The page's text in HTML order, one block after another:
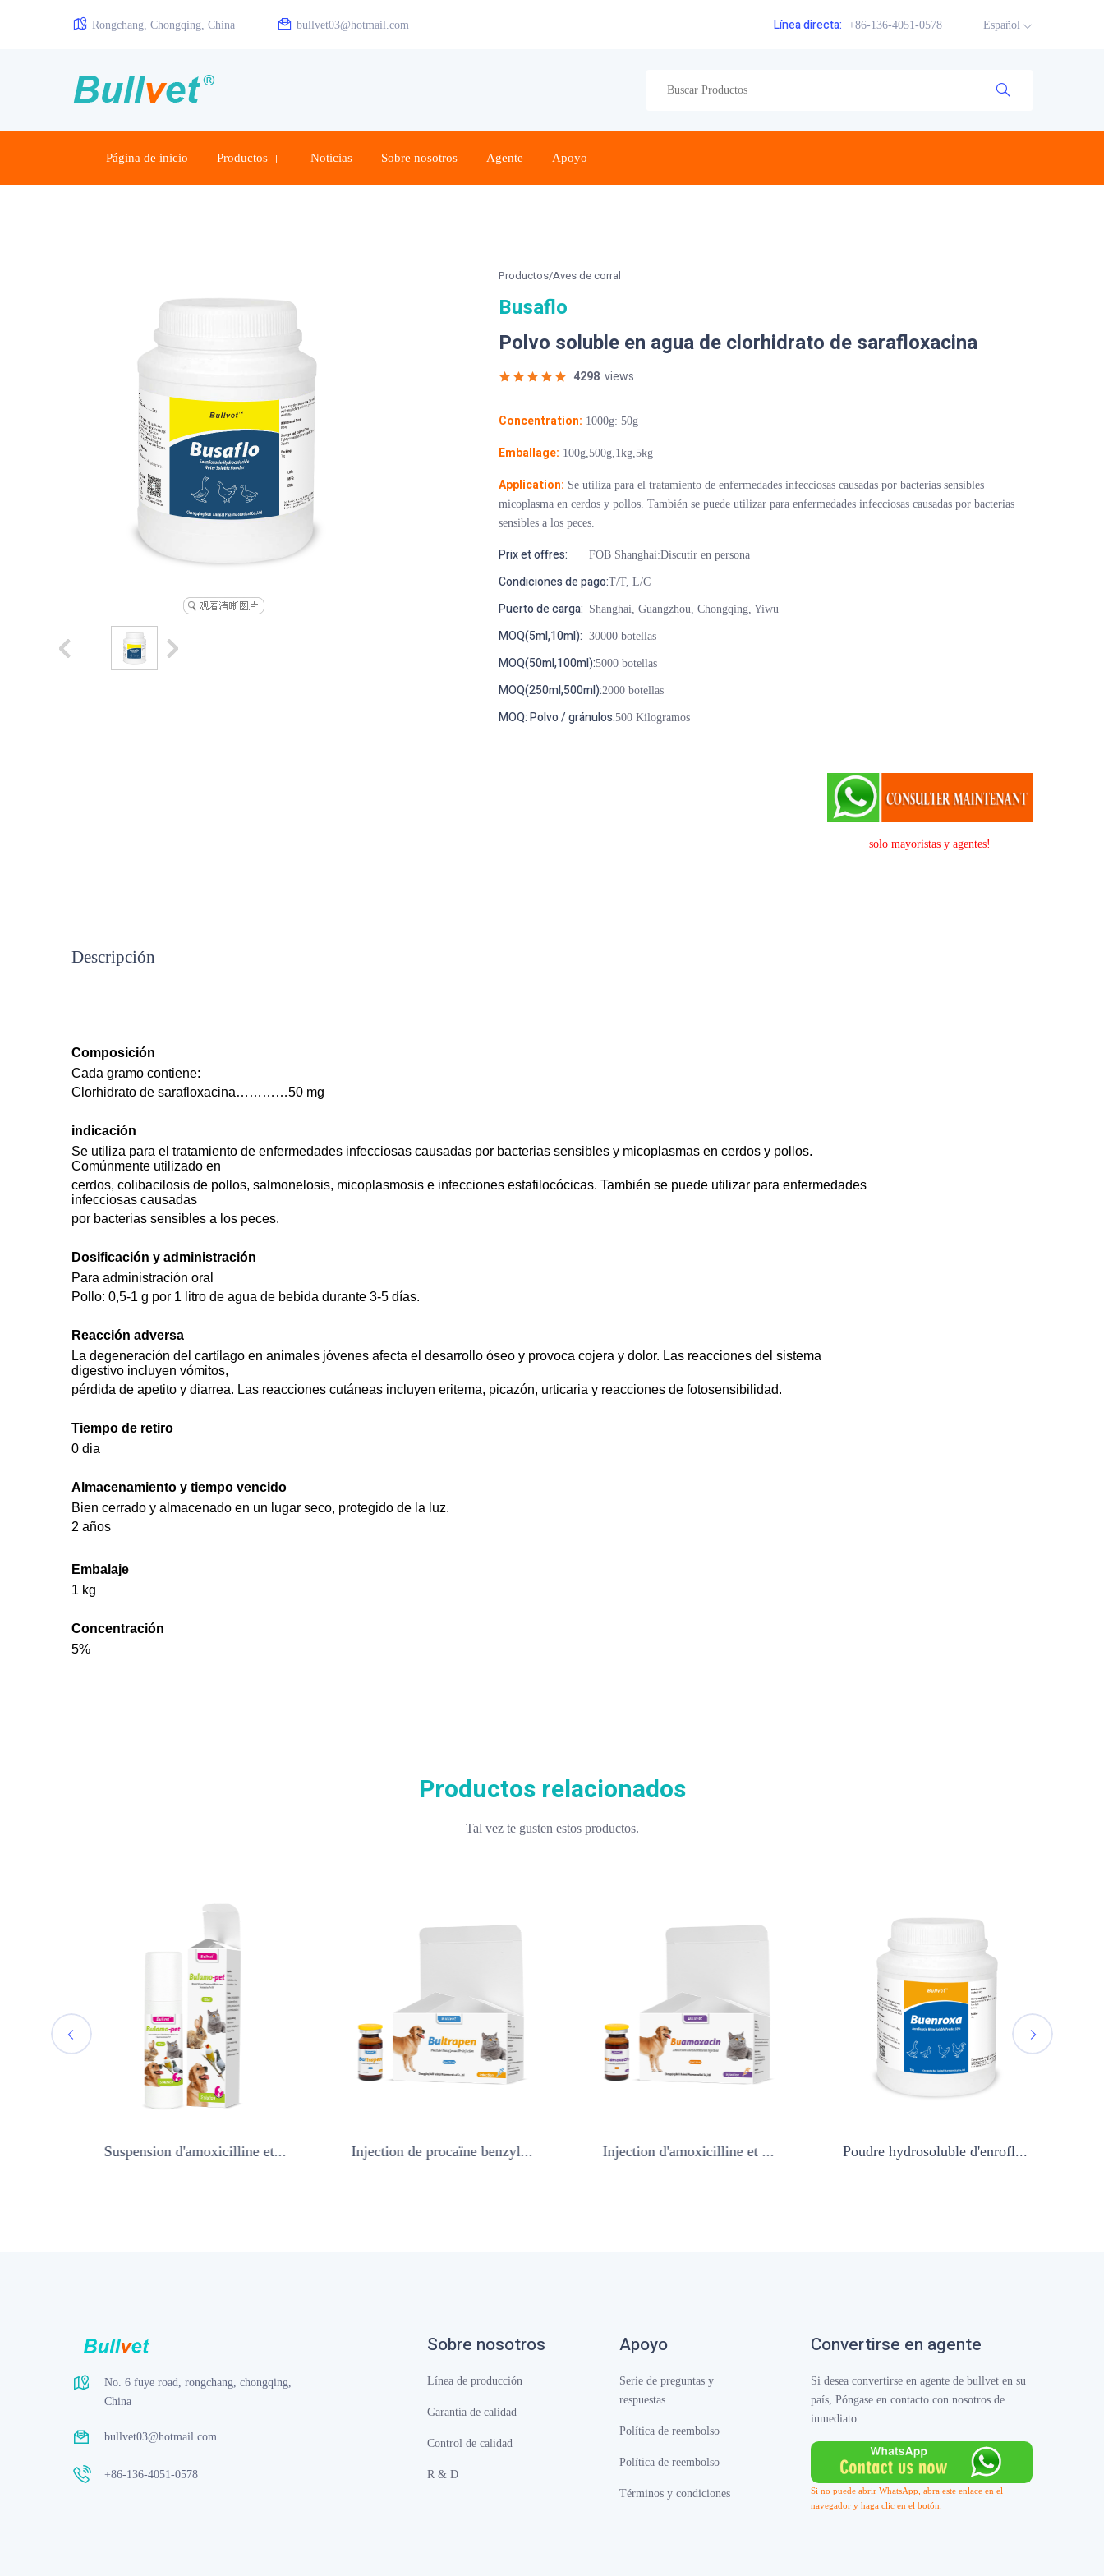
Rongchang, Chongqing, China bullvet03@hotmail.com Línea directa: +86-136-4051-0578 Español
Página de inicio Productos Noticias Sobre nosotros Agente Apoyo
Productos/Aves de corral
Busaflo
Polvo soluble en agua de clorhidrato de sarafloxacina
4298 views
Concentration: 1000g: 50g
Emballage: 100g,500g,1kg,5kg
Application: Se utiliza para el tratamiento de enfermedades infecciosas causadas por bacterias sensibles
micoplasma en cerdos y pollos. También se puede utilizar para enfermedades infecciosas causadas por bacterias
sensibles a los peces.
Prix et offres: FOB Shanghai:Discutir en persona
Condiciones de pago:T/T, L/C
Puerto de carga: Shanghai, Guangzhou, Chongqing, Yiwu
MOQ(5ml,10ml): 30000 botellas
MOQ(50ml,100ml):5000 botellas
MOQ(250ml,500ml):2000 botellas
MOQ: Polvo / gránulos:500 Kilogramos
solo mayoristas y agentes!
Descripción
Composición
Cada gramo contiene:
Clorhidrato de sarafloxacina…………50 mg
indicación
Se utiliza para el tratamiento de enfermedades infecciosas causadas por bacterias sensibles y micoplasmas en cerdos y pollos.
Comúnmente utilizado en
cerdos, colibacilosis de pollos, salmonelosis, micoplasmosis e infecciones estafilocócicas. También se puede utilizar para enfermedades
infecciosas causadas
por bacterias sensibles a los peces.
Dosificación y administración
Para administración oral
Pollo: 0,5-1 g por 1 litro de agua de bebida durante 3-5 días.
Reacción adversa
La degeneración del cartílago en animales jóvenes afecta el desarrollo óseo y provoca cojera y dolor. Las reacciones del sistema
digestivo incluyen vómitos,
pérdida de apetito y diarrea. Las reacciones cutáneas incluyen eritema, picazón, urticaria y reacciones de fotosensibilidad.
Tiempo de retiro
0 dia
Almacenamiento y tiempo vencido
Bien cerrado y almacenado en un lugar seco, protegido de la luz.
2 años
Embalaje
1 kg
Concentración
5%
Productos relacionados
Tal vez te gusten estos productos.
Suspension d'amoxicilline et... Injection de procaïne benzyl... Injection d'amoxicilline et ... Poudre hydrosoluble d'enrofl...
No. 6 fuye road, rongchang, chongqing,
China
bullvet03@hotmail.com
+86-136-4051-0578
Sobre nosotros
Línea de producción
Garantía de calidad
Control de calidad
R & D
Apoyo
Serie de preguntas y
respuestas
Política de reembolso
Política de reembolso
Términos y condiciones
Convertirse en agente
Si desea convertirse en agente de bullvet en su
país, Póngase en contacto con nosotros de
inmediato.
Si no puede abrir WhatsApp, abra este enlace en el
navegador y haga clic en el botón.